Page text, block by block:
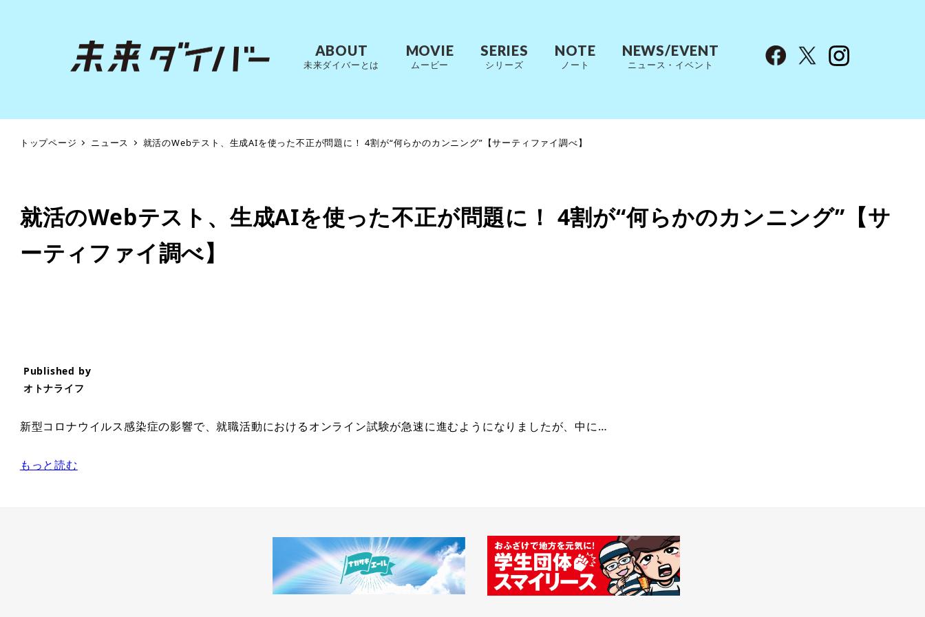
ABOUT
未来ダイバーとは
MOVIE
ムービー
SERIES
シリーズ
NOTE
ノート
NEWS/EVENT
ニュース・イベント
トップページ ニュース 就活のWebテスト、生成AIを使った不正が問題に！ 4割が“何らかのカンニング”【サーティファイ調べ】
就活のWebテスト、生成AIを使った不正が問題に！ 4割が“何らかのカンニング”【サ
ーティファイ調べ】
Published by
オトナライフ
新型コロナウイルス感染症の影響で、就職活動におけるオンライン試験が急速に進むようになりましたが、中に…
もっと読む